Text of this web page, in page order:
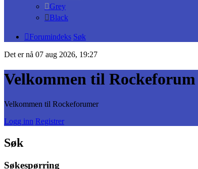
Grey
Black
Forumindeks Søk
Det er nå 07 aug 2026, 19:27
Velkommen til Rockeforum
Velkommen til Rockeforumer
Logg inn Registrer
Søk
Søkespørring